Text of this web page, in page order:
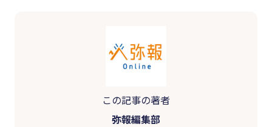
この記事の著者
弥報編集部